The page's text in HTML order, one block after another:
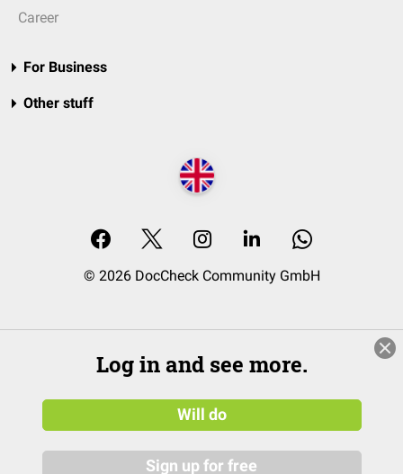
Career
For Business
Other stuff
© 2026 DocCheck Community GmbH
Log in and see more.
Will do
Sign up for free